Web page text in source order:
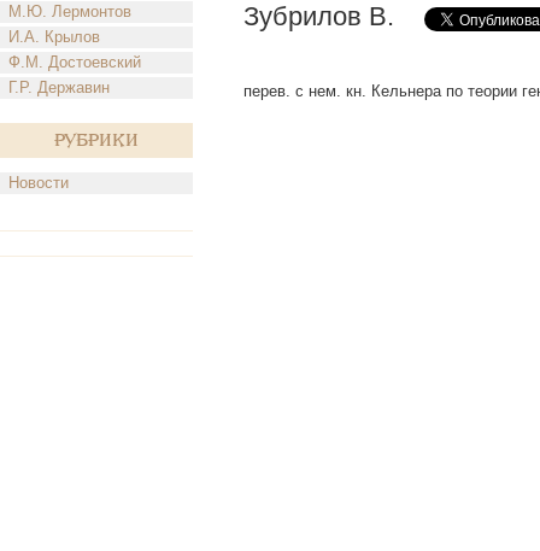
М.Ю. Лермонтов
И.А. Крылов
Ф.М. Достоевский
Г.Р. Державин
Рубрики
Новости
Зубрилов В.
перев. с нем. кн. Кельнера по теории